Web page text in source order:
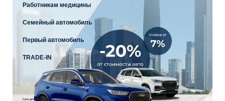
Работникам медицины
Семейный автомобиль
Первый автомобиль
TRADE-IN
Срок действия акции